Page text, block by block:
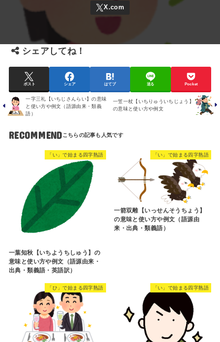
シェアしてね！
ポスト シェア はてブ 送る Pocket
一字三礼【いちじさんらい】の意味
と使い方や例文（語源由来・類義
語）
一笠一杖【いちりゅういちじょう】
の意味と使い方や例文
RECOMMEND
「い」で始まる四字熟語
一葉知秋【いちようちしゅう】の
意味と使い方や例文（語源由来・
出典・類義語・英語訳）
「い」で始まる四字熟語
一箭双雕【いっせんそうちょう】
の意味と使い方や例文（語源由
来・出典・類義語）
「ひ」で始まる四字熟語 「い」で始まる四字熟語